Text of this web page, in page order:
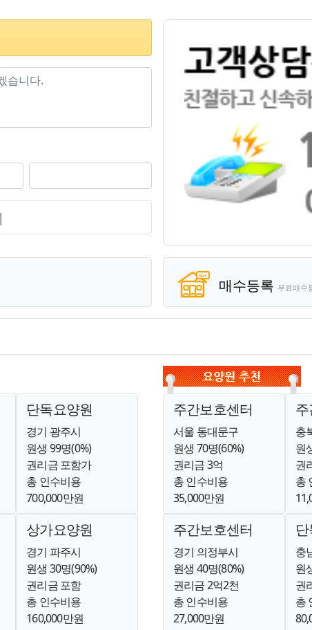
매수등록 무료매수
단독요양원
경기 광주시
원생 99명(0%)
권리금 포함가
총 인수비용
700,000만원
상가요양원
경기 파주시
원생 30명(90%)
권리금 포함
총 인수비용
160,000만원
주간보호센터
서울 동대문구
원생 70명(60%)
권리금 3억
총 인수비용
35,000만원
충
원
권
총
주간보호센터
경기 의정부시
원생 40명(80%)
권리금 2억2천
총 인수비용
27,000만원
충
원
권
총